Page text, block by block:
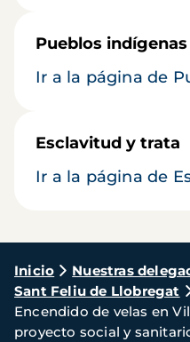
Pueblos indígenas
Ir a la página de
Esclavitud y trata
Ir a la página de
Ruta
de
navegación
Inicio
Nuestras
Sant Feliu de Llobregat
Encendido de velas en
proyecto social y